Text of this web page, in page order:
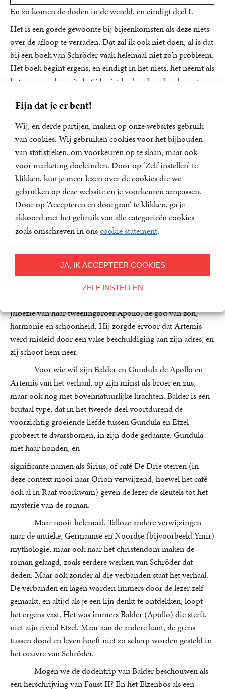
Fijn dat je er bent!
Wij, en derde partijen, maken op onze websites gebruik
van cookies. Wij gebruiken cookies voor het bijhouden
van statistieken, om voorkeuren op te slaan, maar ook
voor marketing doeleinden. Door op ‘Zelf instellen’ te
klikken, kun je meer lezen over de cookies die we
gebruiken op deze website en je voorkeuren aanpassen.
Door op ‘Accepteren en doorgaan’ te klikken, ga je
akkoord met het gebruik van alle categorieën cookies
zoals omschreven in onscookie statement.
JA, IK ACCEPTEER COOKIES
ZELF INSTELLEN
En zo komen de doden in de wereld, en eindigt deel I.
Het is een goede gewoonte bij bijeenkomsten als deze niets
over de afloop te verraden. Dat zal ik ook niet doen, al is dat
bij een boek van Schröder vaak helemaal niet zo’n probleem.
Het boek begint ergens, en eindigt in het niets, het neemt als
het ware een hap uit de tijd, niet heel anders dan de grote
En met de genoemde elementen hebben we al
genoeg te analyseren voor nu. Allereerst de titel: Sirius. De
discotheek die even als snelkookpan van de tijd fungeerde,
en van waaruit de verwikkeling zich ontspint. Verboden
terrein voor Ingelant, hij is ervoor gewaarschuwd, en we
begrijpen inmiddels waarom.
De naam Sirius moet nader onderzocht. Deze is ons
bekend als de Hondsster, die in juli en augustus aan de
hemel te zien is en gelijk met de zon opkomt. In de antieke
kennis verhevigt de ster de werking van de zon als
Sirius maakt deel uit van het sterrenbeeld Grote Hond. De
ster is genoemd naar de favoriete jachthond van de jager
Orion, op wie de altijd maagdelijke Artemis, de jacht- en
jaloezie van haar tweelingbroer Apollo, de god van zon,
harmonie en schoonheid. Hij zorgde ervoor dat Artemis
werd misleid door een valse beschuldiging aan zijn adres, en
zij schoot hem neer.
Voor wie wil zijn Balder en Gundula de Apollo en
Artemis van het verhaal, op zijn minst als broer en zus,
maar ook nog met bovennatuurlijke krachten. Balder is een
brutaal type, dat in het tweede deel voortdurend de
voorzichtig groeiende liefde tussen Gundula en Etzel
probeert te dwarsbomen, in zijn dode gedaante. Gundula
met haar honden, en
significante namen als Sirius, of café De Drie sterren (in
deze context mooi naar Orion verwijzend, hoewel het café
ook al in Raaf voorkwam) geven de lezer de sleutels tot het
mysterie van de roman.
Maar nooit helemaal. Talloze andere verwijzingen
naar de antieke, Germaanse en Noordse (bijvoorbeeld Ymir)
mythologie, maar ook naar het christendom maken de
roman gelaagd, zoals eerdere werken van Schröder dat
deden. Maar ook zonder al die verbanden staat het verhaal.
De verbanden en lagen worden immers door de lezer zelf
gemaakt, en altijd als je een lijn denkt te ontdekken, loopt
het ergens vast. Het was immers Balder (Apollo) die sterft,
niet zijn rivaal Etzel. Maar aan de andere kant, de grens
tussen dood en leven hoeft niet zo scherp worden gesteld in
het oeuvre van Schröder.
Mogen we de dodentrip van Balder beschouwen als
een herschrijving van Faust II? En het Elzenbos als een